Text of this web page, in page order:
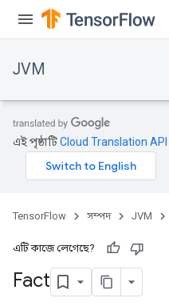
JVM
এই পৃষ্ঠাটিCloud Translation API
TensorFlow সম্পদ JVM
এটি কাজে লেগেছে?
Fact